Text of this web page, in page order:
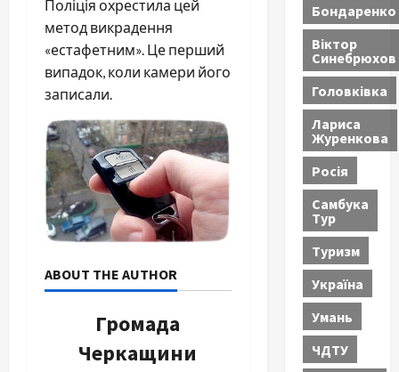
Поліція охрестила цей
метод викрадення
«естафетним». Це перший
випадок, коли камери його
записали.
ABOUT THE AUTHOR
Громада
Черкащини
Бондаренко
Віктор
Синебрюхов
Головківка
Лариса
Журенкова
Росія
Самбука
Тур
Туризм
Україна
Умань
ЧДТУ